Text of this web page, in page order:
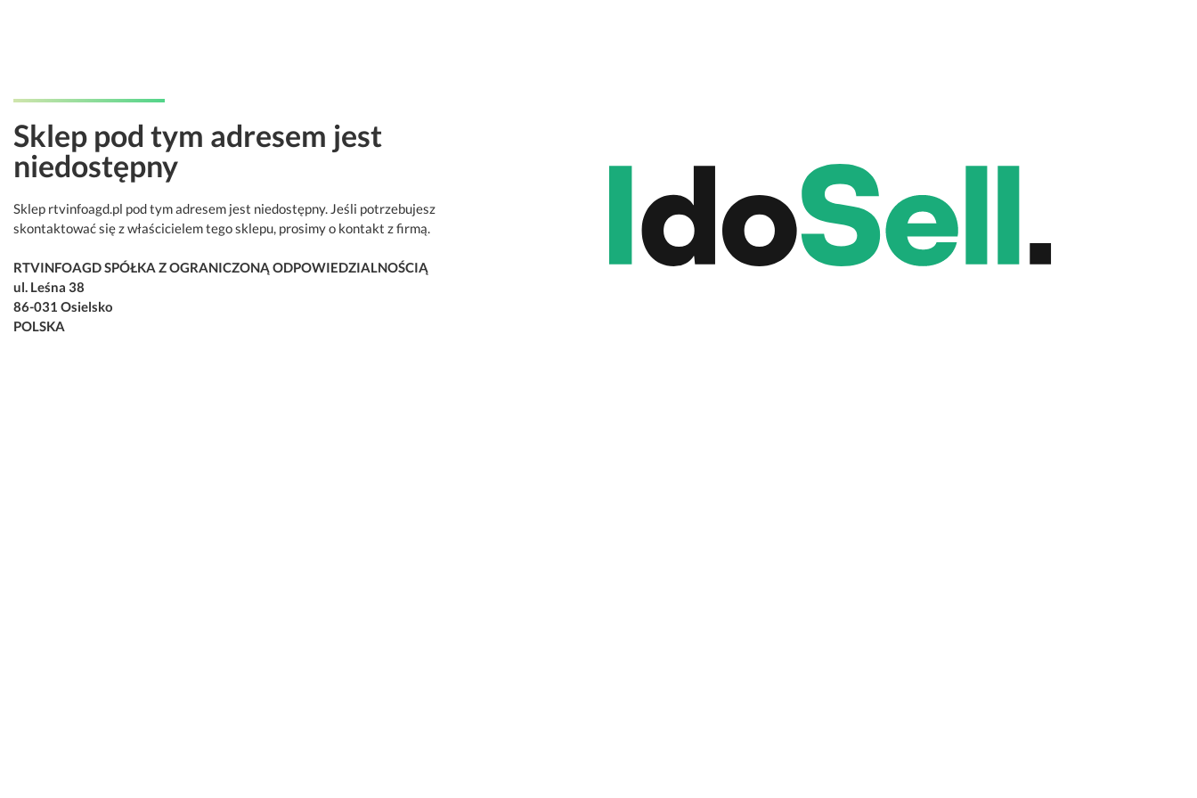
Sklep pod tym adresem jest
niedostępny
Sklep rtvinfoagd.pl pod tym adresem jest niedostępny. Jeśli potrzebujesz
skontaktować się z właścicielem tego sklepu, prosimy o kontakt z firmą.
RTVINFOAGD SPÓŁKA Z OGRANICZONĄ ODPOWIEDZIALNOŚCIĄ
ul. Leśna 38
86-031 Osielsko
POLSKA